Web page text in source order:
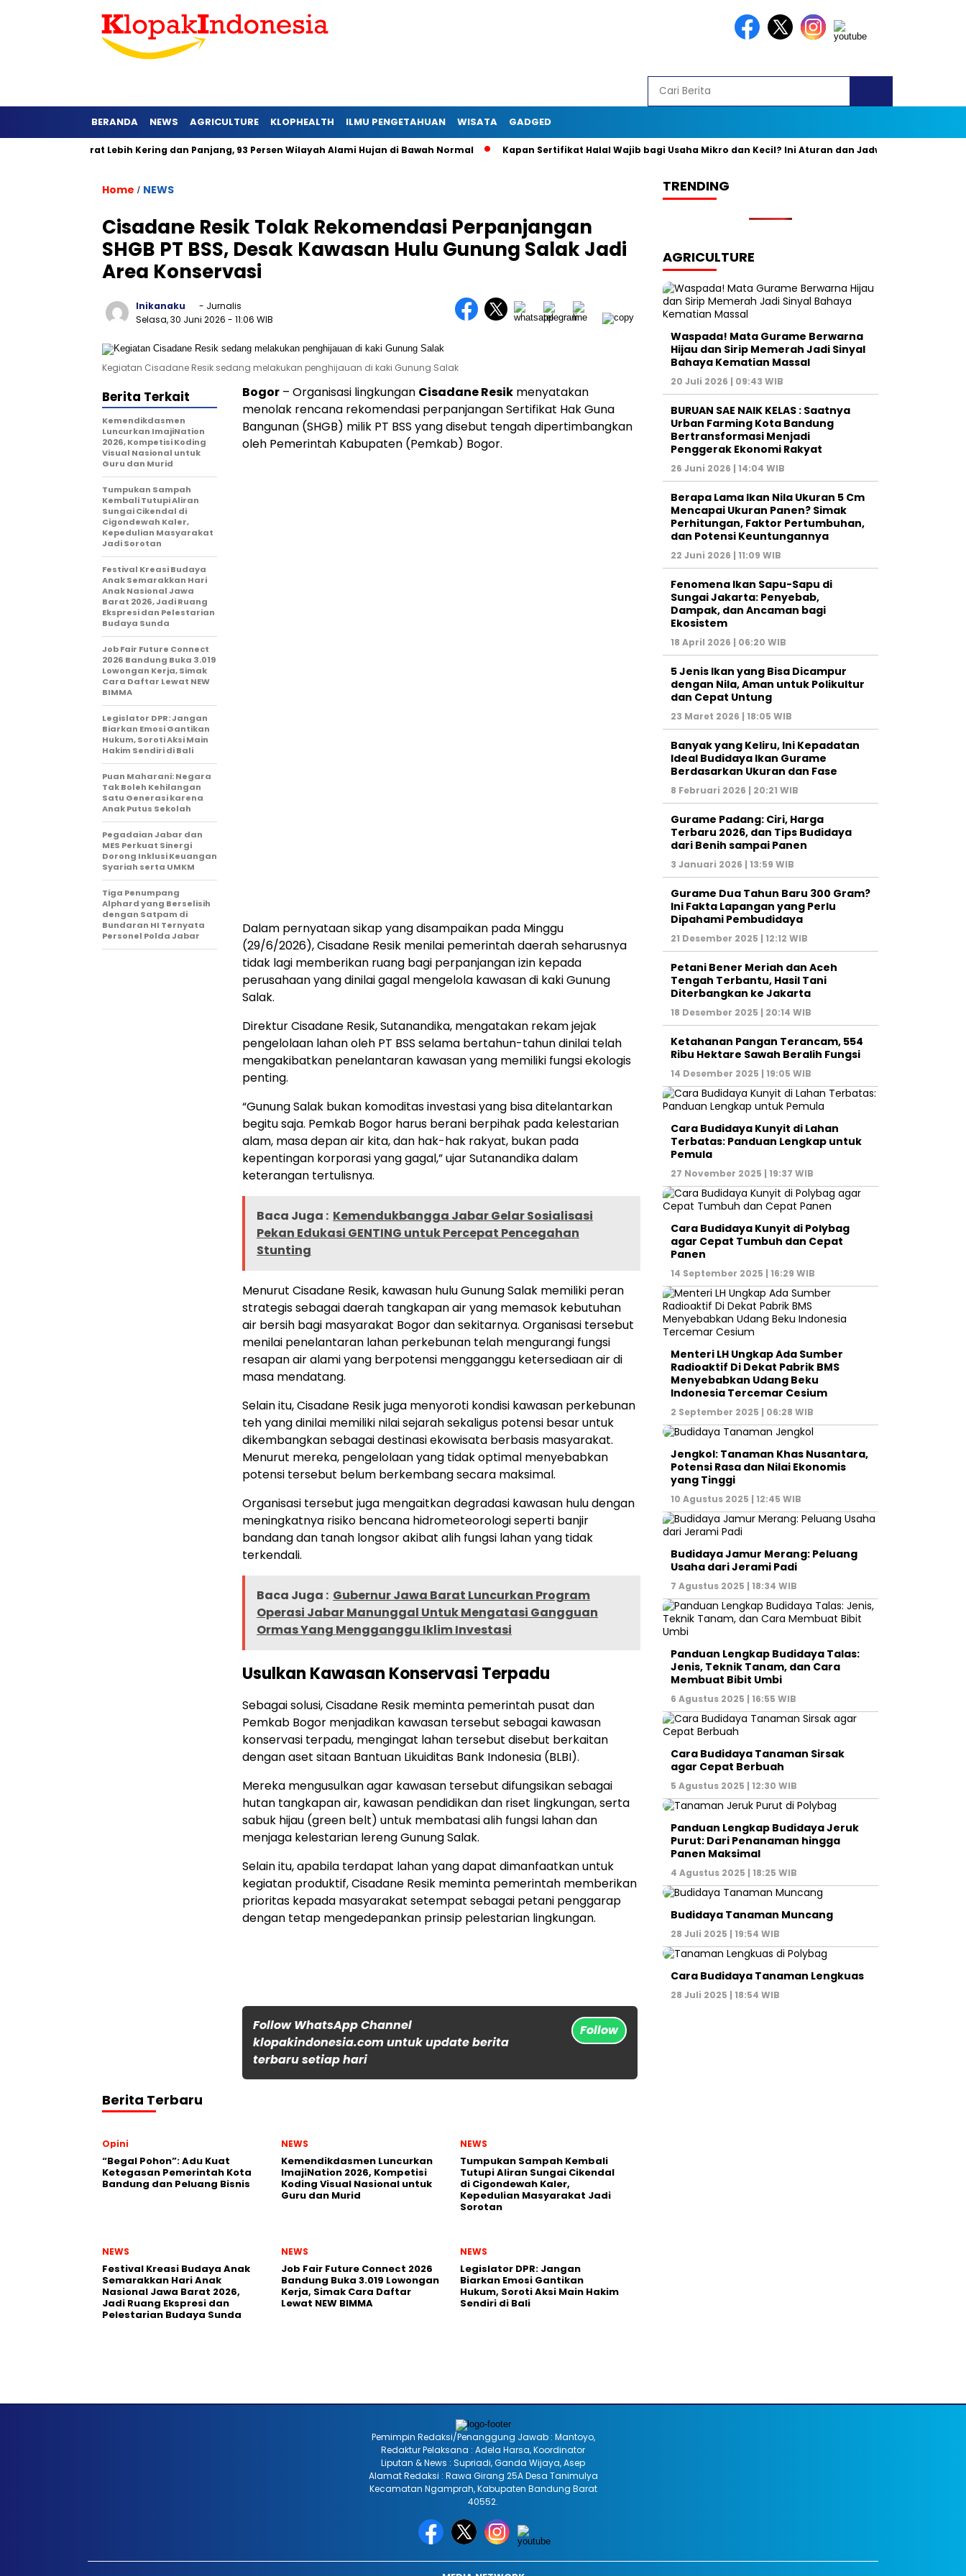
BERANDA NEWS AGRICULTURE KLOPHEALTH ILMU PENGETAHUAN WISATA GADGED
di Jawa Barat Lebih Kering dan Panjang, 93 Persen Wilayah Alami Hujan di Bawah Normal Kapan Sertifikat Halal Wajib bagi Usaha Mikro dan Kecil? Ini Aturan dan Jadwal Resminya
Home / NEWS
Cisadane Resik Tolak Rekomendasi Perpanjangan
SHGB PT BSS, Desak Kawasan Hulu Gunung Salak Jadi
Area Konservasi
Inikanaku
- Jurnalis
Selasa, 30 Juni 2026 - 11:06 WIB
Kegiatan Cisadane Resik sedang melakukan penghijauan di kaki Gunung Salak
Bogor – Organisasi lingkungan Cisadane Resik menyatakan
menolak rencana rekomendasi perpanjangan Sertifikat Hak Guna
Bangunan (SHGB) milik PT BSS yang disebut tengah dipertimbangkan
oleh Pemerintah Kabupaten (Pemkab) Bogor.
Dalam pernyataan sikap yang disampaikan pada Minggu
(29/6/2026), Cisadane Resik menilai pemerintah daerah seharusnya
tidak lagi memberikan ruang bagi perpanjangan izin kepada
perusahaan yang dinilai gagal mengelola kawasan di kaki Gunung
Salak.
Direktur Cisadane Resik, Sutanandika, mengatakan rekam jejak
pengelolaan lahan oleh PT BSS selama bertahun-tahun dinilai telah
mengakibatkan penelantaran kawasan yang memiliki fungsi ekologis
penting.
“Gunung Salak bukan komoditas investasi yang bisa ditelantarkan
begitu saja. Pemkab Bogor harus berani berpihak pada kelestarian
alam, masa depan air kita, dan hak-hak rakyat, bukan pada
kepentingan korporasi yang gagal,” ujar Sutanandika dalam
keterangan tertulisnya.
Baca Juga : Kemendukbangga Jabar Gelar Sosialisasi
Pekan Edukasi GENTING untuk Percepat Pencegahan
Stunting
Menurut Cisadane Resik, kawasan hulu Gunung Salak memiliki peran
strategis sebagai daerah tangkapan air yang memasok kebutuhan
air bersih bagi masyarakat Bogor dan sekitarnya. Organisasi tersebut
menilai penelantaran lahan perkebunan telah mengurangi fungsi
resapan air alami yang berpotensi mengganggu ketersediaan air di
masa mendatang.
Selain itu, Cisadane Resik juga menyoroti kondisi kawasan perkebunan
teh yang dinilai memiliki nilai sejarah sekaligus potensi besar untuk
dikembangkan sebagai destinasi ekowisata berbasis masyarakat.
Menurut mereka, pengelolaan yang tidak optimal menyebabkan
potensi tersebut belum berkembang secara maksimal.
Organisasi tersebut juga mengaitkan degradasi kawasan hulu dengan
meningkatnya risiko bencana hidrometeorologi seperti banjir
bandang dan tanah longsor akibat alih fungsi lahan yang tidak
terkendali.
Baca Juga : Gubernur Jawa Barat Luncurkan Program
Operasi Jabar Manunggal Untuk Mengatasi Gangguan
Ormas Yang Mengganggu Iklim Investasi
Usulkan Kawasan Konservasi Terpadu
Sebagai solusi, Cisadane Resik meminta pemerintah pusat dan
Pemkab Bogor menjadikan kawasan tersebut sebagai kawasan
konservasi terpadu, mengingat lahan tersebut disebut berkaitan
dengan aset sitaan Bantuan Likuiditas Bank Indonesia (BLBI).
Mereka mengusulkan agar kawasan tersebut difungsikan sebagai
hutan tangkapan air, kawasan pendidikan dan riset lingkungan, serta
sabuk hijau (green belt) untuk membatasi alih fungsi lahan dan
menjaga kelestarian lereng Gunung Salak.
Selain itu, apabila terdapat lahan yang dapat dimanfaatkan untuk
kegiatan produktif, Cisadane Resik meminta pemerintah memberikan
prioritas kepada masyarakat setempat sebagai petani penggarap
dengan tetap mengedepankan prinsip pelestarian lingkungan.
Follow WhatsApp Channel
klopakindonesia.com untuk update berita
terbaru setiap hari
Follow
Berita Terkait
Kemendikdasmen
Luncurkan ImajiNation
2026, Kompetisi Koding
Visual Nasional untuk
Guru dan Murid
Tumpukan Sampah
Kembali Tutupi Aliran
Sungai Cikendal di
Cigondewah Kaler,
Kepedulian Masyarakat
Jadi Sorotan
Festival Kreasi Budaya
Anak Semarakkan Hari
Anak Nasional Jawa
Barat 2026, Jadi Ruang
Ekspresi dan Pelestarian
Budaya Sunda
Job Fair Future Connect
2026 Bandung Buka 3.019
Lowongan Kerja, Simak
Cara Daftar Lewat NEW
BIMMA
Legislator DPR: Jangan
Biarkan Emosi Gantikan
Hukum, Soroti Aksi Main
Hakim Sendiri di Bali
Puan Maharani: Negara
Tak Boleh Kehilangan
Satu Generasi karena
Anak Putus Sekolah
Pegadaian Jabar dan
MES Perkuat Sinergi
Dorong Inklusi Keuangan
Syariah serta UMKM
Tiga Penumpang
Alphard yang Berselisih
dengan Satpam di
Bundaran HI Ternyata
Personel Polda Jabar
Berita Terbaru
Opini
“Begal Pohon”: Adu Kuat
Ketegasan Pemerintah Kota
Bandung dan Peluang Bisnis
NEWS
Kemendikdasmen Luncurkan
ImajiNation 2026, Kompetisi
Koding Visual Nasional untuk
Guru dan Murid
NEWS
Tumpukan Sampah Kembali
Tutupi Aliran Sungai Cikendal
di Cigondewah Kaler,
Kepedulian Masyarakat Jadi
Sorotan
NEWS
Festival Kreasi Budaya Anak
Semarakkan Hari Anak
Nasional Jawa Barat 2026,
Jadi Ruang Ekspresi dan
Pelestarian Budaya Sunda
NEWS
Job Fair Future Connect 2026
Bandung Buka 3.019 Lowongan
Kerja, Simak Cara Daftar
Lewat NEW BIMMA
NEWS
Legislator DPR: Jangan
Biarkan Emosi Gantikan
Hukum, Soroti Aksi Main Hakim
Sendiri di Bali
TRENDING
AGRICULTURE
Waspada! Mata Gurame Berwarna
Hijau dan Sirip Memerah Jadi Sinyal
Bahaya Kematian Massal
20 Juli 2026 | 09:43 WIB
BURUAN SAE NAIK KELAS : Saatnya
Urban Farming Kota Bandung
Bertransformasi Menjadi
Penggerak Ekonomi Rakyat
26 Juni 2026 | 14:04 WIB
Berapa Lama Ikan Nila Ukuran 5 Cm
Mencapai Ukuran Panen? Simak
Perhitungan, Faktor Pertumbuhan,
dan Potensi Keuntungannya
22 Juni 2026 | 11:09 WIB
Fenomena Ikan Sapu-Sapu di
Sungai Jakarta: Penyebab,
Dampak, dan Ancaman bagi
Ekosistem
18 April 2026 | 06:20 WIB
5 Jenis Ikan yang Bisa Dicampur
dengan Nila, Aman untuk Polikultur
dan Cepat Untung
23 Maret 2026 | 18:05 WIB
Banyak yang Keliru, Ini Kepadatan
Ideal Budidaya Ikan Gurame
Berdasarkan Ukuran dan Fase
8 Februari 2026 | 20:21 WIB
Gurame Padang: Ciri, Harga
Terbaru 2026, dan Tips Budidaya
dari Benih sampai Panen
3 Januari 2026 | 13:59 WIB
Gurame Dua Tahun Baru 300 Gram?
Ini Fakta Lapangan yang Perlu
Dipahami Pembudidaya
21 Desember 2025 | 12:12 WIB
Petani Bener Meriah dan Aceh
Tengah Terbantu, Hasil Tani
Diterbangkan ke Jakarta
18 Desember 2025 | 20:14 WIB
Ketahanan Pangan Terancam, 554
Ribu Hektare Sawah Beralih Fungsi
14 Desember 2025 | 19:05 WIB
Cara Budidaya Kunyit di Lahan
Terbatas: Panduan Lengkap untuk
Pemula
27 November 2025 | 19:37 WIB
Cara Budidaya Kunyit di Polybag
agar Cepat Tumbuh dan Cepat
Panen
14 September 2025 | 16:29 WIB
Menteri LH Ungkap Ada Sumber
Radioaktif Di Dekat Pabrik BMS
Menyebabkan Udang Beku
Indonesia Tercemar Cesium
2 September 2025 | 06:28 WIB
Jengkol: Tanaman Khas Nusantara,
Potensi Rasa dan Nilai Ekonomis
yang Tinggi
10 Agustus 2025 | 12:45 WIB
Budidaya Jamur Merang: Peluang
Usaha dari Jerami Padi
7 Agustus 2025 | 18:34 WIB
Panduan Lengkap Budidaya Talas:
Jenis, Teknik Tanam, dan Cara
Membuat Bibit Umbi
6 Agustus 2025 | 16:55 WIB
Cara Budidaya Tanaman Sirsak
agar Cepat Berbuah
5 Agustus 2025 | 12:30 WIB
Panduan Lengkap Budidaya Jeruk
Purut: Dari Penanaman hingga
Panen Maksimal
4 Agustus 2025 | 18:25 WIB
Budidaya Tanaman Muncang
28 Juli 2025 | 19:54 WIB
Cara Budidaya Tanaman Lengkuas
28 Juli 2025 | 18:54 WIB
Pemimpin Redaksi/Penanggung Jawab : Mantoyo,
Redaktur Pelaksana : Adela Harsa, Koordinator
Liputan & News : Supriadi, Ganda Wijaya, Asep
Alamat Redaksi : Rawa Girang 25A Desa Tanimulya
Kecamatan Ngamprah, Kabupaten Bandung Barat
40552.